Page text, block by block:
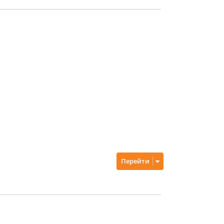
Перейти